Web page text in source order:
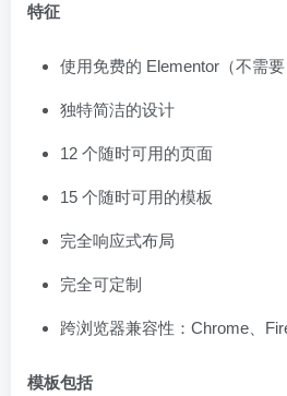
特征
使用免费的 Elementor（不需要
独特简洁的设计
12 个随时可用的页面
15 个随时可用的模板
完全响应式布局
完全可定制
跨浏览器兼容性：Chrome、
模板包括